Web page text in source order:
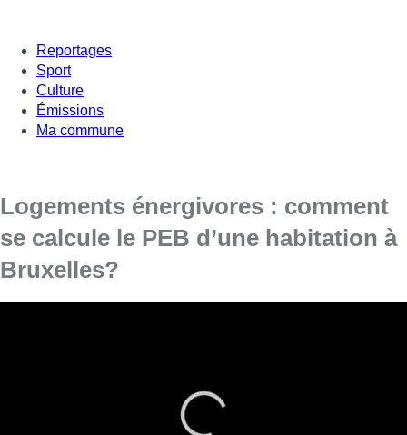
Reportages
Sport
Culture
Émissions
Ma commune
Logements énergivores : comment
se calcule le PEB d’une habitation à
Bruxelles?
Après l’analyse de l’enveloppement de l’habitation et des